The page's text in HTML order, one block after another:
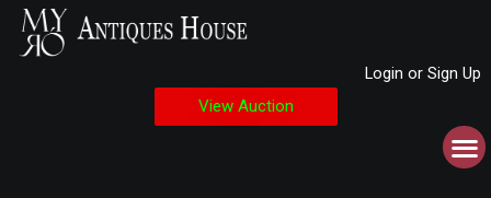
Login or Sign Up
View Auction